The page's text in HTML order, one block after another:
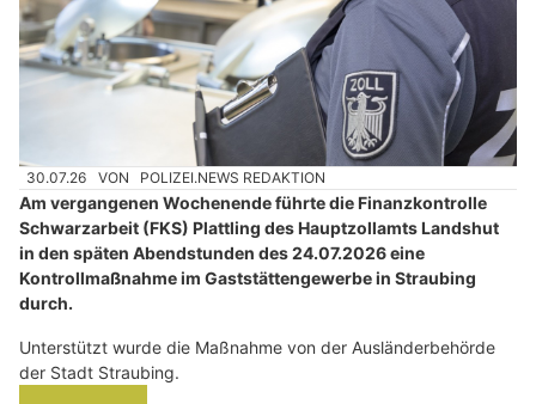
30.07.26 VON POLIZEI.NEWS REDAKTION
Am vergangenen Wochenende führte die Finanzkontrolle
Schwarzarbeit (FKS) Plattling des Hauptzollamts Landshut
in den späten Abendstunden des 24.07.2026 eine
Kontrollmaßnahme im Gaststättengewerbe in Straubing
durch.
Unterstützt wurde die Maßnahme von der Ausländerbehörde
der Stadt Straubing.